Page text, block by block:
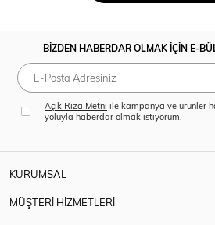
BİZDEN HABERDAR OLMAK İÇİN E-
Açık Rıza Metni ile kampanya ve ürünler
yoluyla haberdar olmak istiyorum.
KURUMSAL
MÜŞTERİ HİZMETLERİ